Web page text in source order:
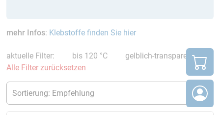
mehr Infos: Klebstoffe finden Sie hier
aktuelle Filter: bis 120 °C
gelblich-transparent
Alle Filter zurücksetzen